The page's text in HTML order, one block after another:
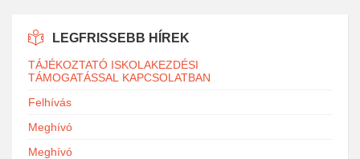
LEGFRISSEBB HÍREK
TÁJÉKOZTATÓ ISKOLAKEZDÉSI
TÁMOGATÁSSAL KAPCSOLATBAN
Felhívás
Meghívó
Meghívó